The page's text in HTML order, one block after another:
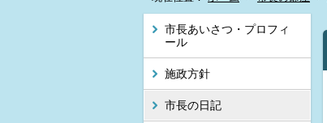
市長あいさつ・プロフィ
ール
施政方針
市長の日記